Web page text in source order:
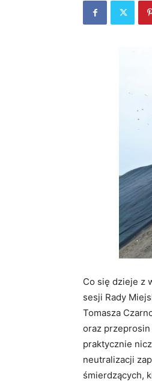
Co się dzieje z
sesji Rady
Tomasza
oraz
praktycznie
neutralizacji
śmierdzących,